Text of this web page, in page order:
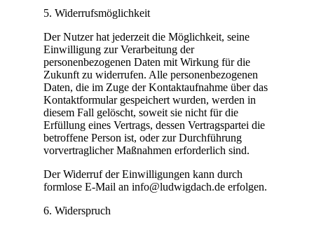
5. Widerrufsmöglichkeit
Der Nutzer hat jederzeit die Möglichkeit, seine
Einwilligung zur Verarbeitung der
personenbezogenen Daten mit Wirkung für die
Zukunft zu widerrufen. Alle personenbezogenen
Daten, die im Zuge der Kontaktaufnahme über das
Kontaktformular gespeichert wurden, werden in
diesem Fall gelöscht, soweit sie nicht für die
Erfüllung eines Vertrags, dessen Vertragspartei die
betroffene Person ist, oder zur Durchführung
vorvertraglicher Maßnahmen erforderlich sind.
Der Widerruf der Einwilligungen kann durch
formlose E-Mail an info@ludwigdach.de erfolgen.
6. Widerspruch